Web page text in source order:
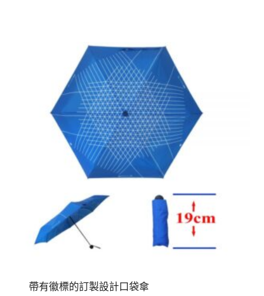
帶有徽標的訂製設計口袋傘